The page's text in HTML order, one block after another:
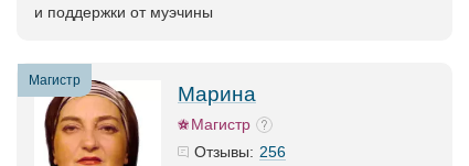
и поддержки от муэчины
Магистр
Марина
Магистр
Отзывы: 256